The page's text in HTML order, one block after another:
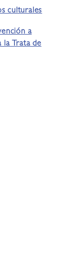
culturales
a
la Trata de